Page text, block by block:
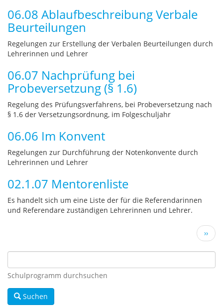
06.08 Ablaufbeschreibung Verbale
Beurteilungen
Regelungen zur Erstellung der Verbalen Beurteilungen durch
Lehrerinnen und Lehrer
06.07 Nachprüfung bei
Probeversetzung (§ 1.6)
Regelung des Prüfungsverfahrens, bei Probeversetzung nach
§ 1.6 der Versetzungsordnung, im Folgeschuljahr
06.06 Im Konvent
Regelungen zur Durchführung der Notenkonvente durch
Lehrerinnen und Lehrer
02.1.07 Mentorenliste
Es handelt sich um eine Liste der für die Referendarinnen
und Referendare zuständigen Lehrerinnen und Lehrer.
Seite
››
Schulprogramm durchsuchen
Suchen